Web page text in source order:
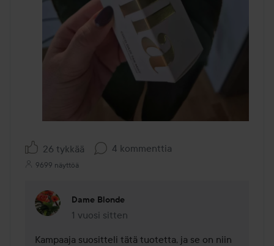
26 tykkää 4 kommenttia
9699 näyttöä
Dame Blonde
1 vuosi sitten
Kommentti lisättiin 1 vuosi sitten
Kampaaja suositteli tätä tuotetta, ja se on niin